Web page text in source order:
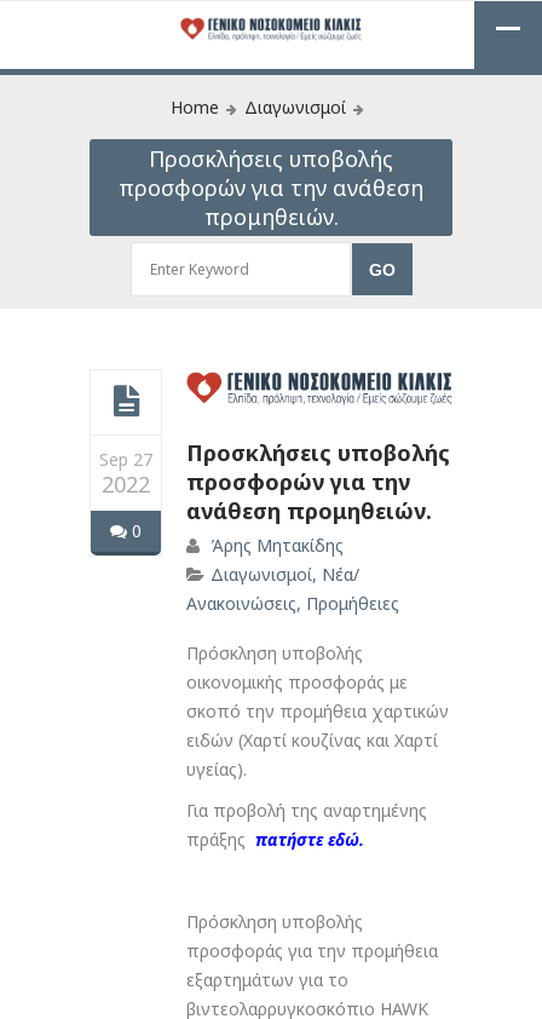
Home Διαγωνισμοί
Προσκλήσεις υποβολής
προσφορών για την ανάθεση
προμηθειών.
Sep 27
2022
0
Προσκλήσεις υποβολής
προσφορών για την
ανάθεση προμηθειών.
Άρης Μητακίδης
Διαγωνισμοί, Νέα/
Ανακοινώσεις, Προμήθειες
Πρόσκληση υποβολής
οικονομικής προσφοράς με
σκοπό την προμήθεια χαρτικών
ειδών (Χαρτί κουζίνας και Χαρτί
υγείας).
Για προβολή της αναρτημένης
πράξης πατήστε εδώ.
Πρόσκληση υποβολής
προσφοράς για την προμήθεια
εξαρτημάτων για το
βιντεολαρρυγκοσκόπιο HAWK